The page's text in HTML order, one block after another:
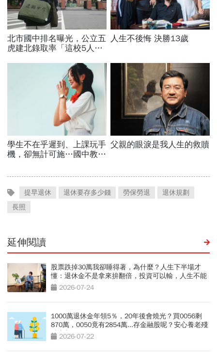
提早退休 退休要存多少錢 勞保勞退
退休規劃
長照
延伸閱讀
股票跌掉30萬我卻睡得著，為什麼？人生下半場才
懂：退休金不是拿來拚翻倍，投資可以輸，人生不能
賭 2026-07-24
1000萬退休金年領5％，20年後會燒光？買0056剩
870萬，0050竟有2854萬...存金融股呢？安心養老殘
酷真相
2026-07-22